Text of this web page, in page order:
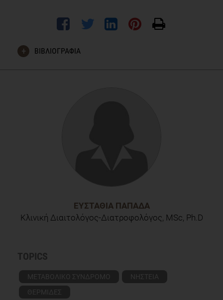
ΒΙΒΛΙΟΓΡΑΦΙΑ
ΕΥΣΤΑΘΊΑ ΠΑΠΑΔΆ
Κλινική Διαιτολόγος-Διατροφολόγος, MSc, Ph.D
TOPICS
ΜΕΤΑΒΟΛΙΚΟ ΣΥΝΔΡΟΜΟ
ΝΗΣΤΕΙΑ
ΘΕΡΜΙΔΕΣ